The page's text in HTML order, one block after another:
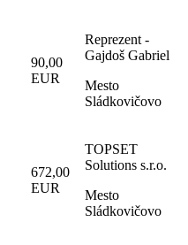
90,00
EUR
Reprezent -
Gajdoš Gabriel
Mesto
Sládkovičovo
672,00
EUR
TOPSET
Solutions s.r.o.
Mesto
Sládkovičovo